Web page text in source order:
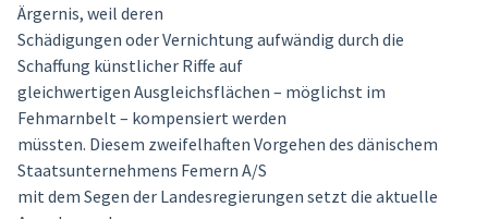
Ärgernis, weil deren
Schädigungen oder Vernichtung aufwändig durch die
Schaffung künstlicher Riffe auf
gleichwertigen Ausgleichsflächen – möglichst im
Fehmarnbelt – kompensiert werden
müssten. Diesem zweifelhaften Vorgehen des dänischem
Staatsunternehmens Femern A/S
mit dem Segen der Landesregierungen setzt die aktuelle